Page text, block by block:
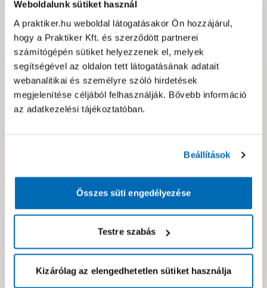
Weboldalunk sütiket használ
A praktiker.hu weboldal látogatásakor Ön hozzájárul,
hogy a Praktiker Kft. és szerződött partnerei
számítógépén sütiket helyezzenek el, melyek
segítségével az oldalon tett látogatásának adatait
webanalitikai és személyre szóló hirdetések
megjelenítése céljából felhasználják. Bővebb információ
az adatkezelési tájékoztatóban.
Beállítások
Összes süti engedélyezése
Testre szabás
Kizárólag az elengedhetetlen sütiket használja
Csomagolási és súly információk
Dokumentumok, felelős személy
Hibát találtál az oldalon vagy a termék leírásában?
Kérjük jelezd nekünk!